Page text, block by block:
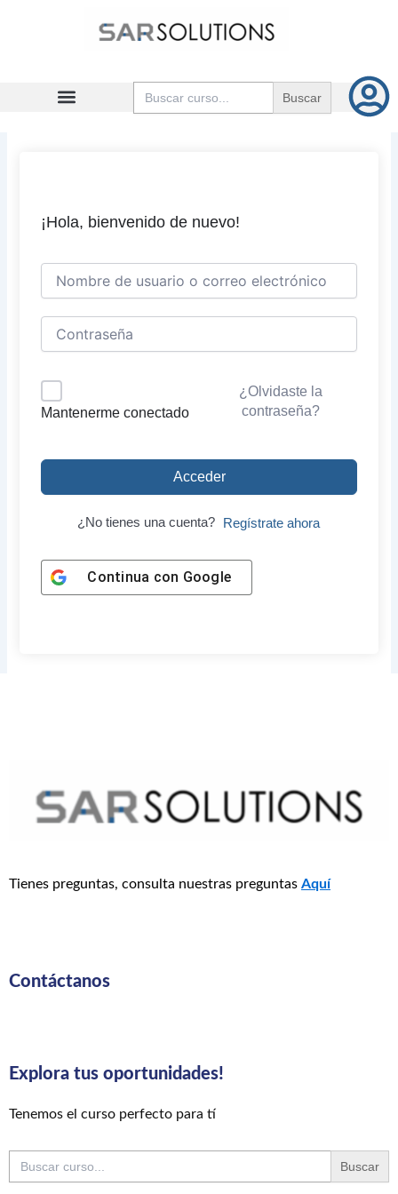
Buscar:
¡Hola, bienvenido de nuevo!
Mantenerme conectado
¿Olvidaste la
contraseña?
Acceder
¿No tienes una cuenta? Regístrate ahora
Continua con Google
Tienes preguntas, consulta nuestras preguntas Aquí
Contáctanos
Explora tus oportunidades!
Tenemos el curso perfecto para tí
Buscar: